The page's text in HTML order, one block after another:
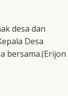
desa dan
Desa
bersama.(Erijon